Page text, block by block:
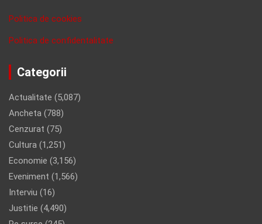
Politica de cookies
Politica de confidentalitate
Categorii
Actualitate (5,087)
Ancheta (788)
Cenzurat (75)
Cultura (1,251)
Economie (3,156)
Eveniment (1,566)
Interviu (16)
Justitie (4,490)